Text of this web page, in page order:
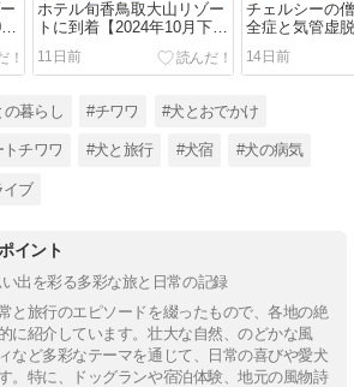
ホテル旬香鳥取大山リゾー
トに到着【2024年10月下旬
の旅行◆その21】
11日前
チェルシーの
全症と気管虚
月のチロクマ
14日前
の暮らし #チワワ #犬とおでかけ
チワワ #犬と旅行 #犬宿 #犬の病気
イブ
イント
出を彩る多彩な旅と日常の記録
と旅行のエピソードを綴ったもので、各地の絶
に紹介しています。壮大な自然、のどかな風
など多彩なテーマを通じて、日常の喜びや愛犬
。特に、ドッグランや宿泊体験、地元の風物詩